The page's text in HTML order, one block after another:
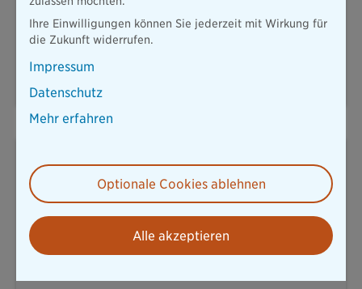
T: 089 / 6787-8258
presse@diebayerische.de
Thomas-Dehler-Str. 25
81737 München
Ihre Einwilligungen können Sie jederzeit mit Wirkung für
die Zukunft widerrufen.
Impressum
Datenschutz
Mehr erfahren
Optionale Cookies ablehnen
Alle akzeptieren